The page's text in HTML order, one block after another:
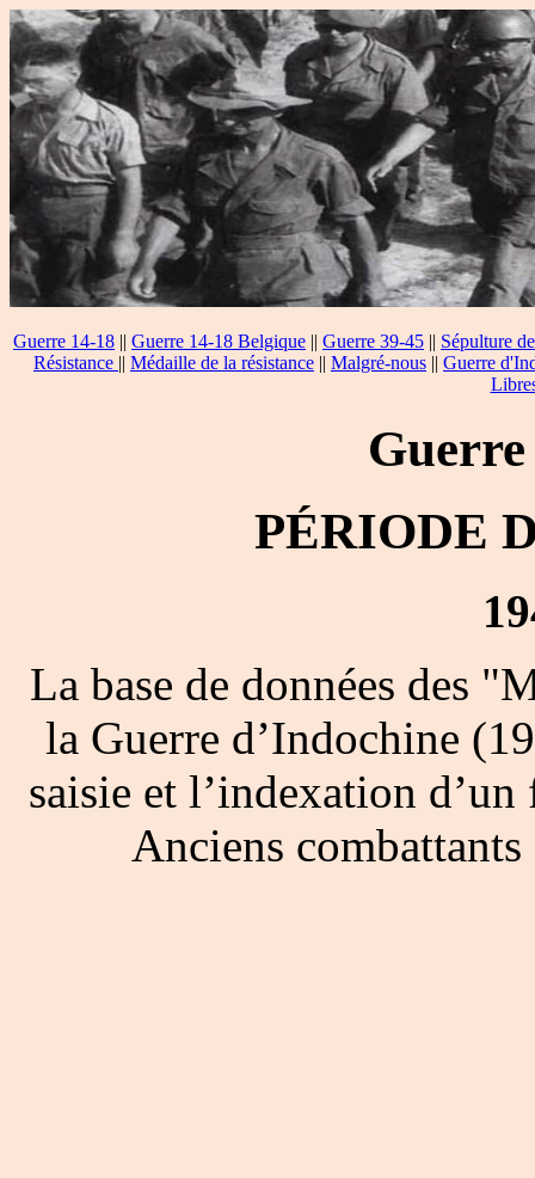
Guerre 14-18 || Guerre 14-18 Belgique || Guerre 39-45 || Sépulture
Résistance || Médaille de la résistance || Malgré-nous || Guerre
PÉRIODE
La base de données des
la Guerre d’Indochine
saisie et l’indexation
Anciens